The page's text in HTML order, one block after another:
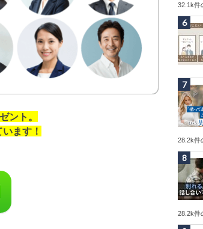
ント。
ます！
32.1k件
28.2k件
28.2k件